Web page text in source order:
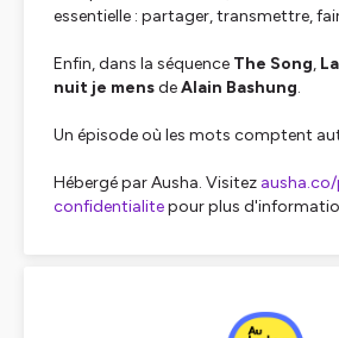
essentielle : partager, transmettre,
Enfin, dans la séquence The Song,
nuit je mensdeAlain Bashung.
Un épisode où les mots comptent
Hébergé par Ausha. Visitez
confidentialitepour plus